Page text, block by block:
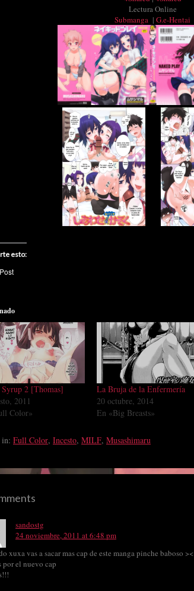
Lectura Online
Submanga | G.e-Hentai
esto:
2 [Thomas]
2011
Color»
La Bruja de la Enfermería
20 octubre, 2014
En «Big Breasts»
in: Full Color, Incesto, MILF, Musashimaru
sandostg
24 noviembre, 2011 at 6:48 pm
xuxa vas a sacar mas cap de este manga pinche baboso ><
por el nuevo cap